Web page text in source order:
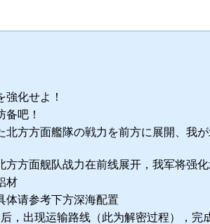
化せよ！
备吧！
北方方面艦隊の戦力を前方に展開、我
方方面舰队战力在前线展开，我军将强
材
体请参考下方深海配置
，出现运输路线（此为解密过程），完